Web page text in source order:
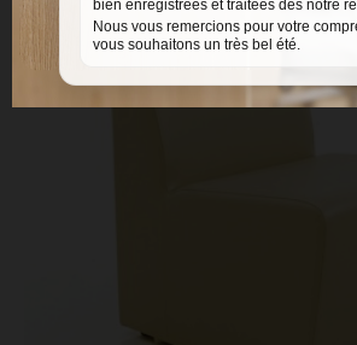
bien enregistrées et traitées dès notre
Nous vous remercions pour votre
vous souhaitons un très bel été.